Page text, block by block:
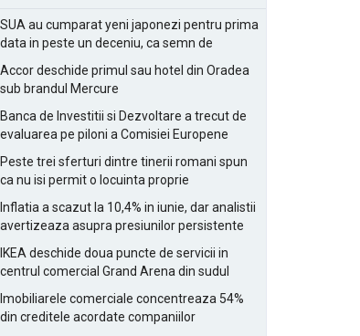
SUA au cumparat yeni japonezi pentru prima
data in peste un deceniu, ca semn de
Accor deschide primul sau hotel din Oradea
sub brandul Mercure
Banca de Investitii si Dezvoltare a trecut de
evaluarea pe piloni a Comisiei Europene
Peste trei sferturi dintre tinerii romani spun
ca nu isi permit o locuinta proprie
Inflatia a scazut la 10,4% in iunie, dar analistii
avertizeaza asupra presiunilor persistente
IKEA deschide doua puncte de servicii in
centrul comercial Grand Arena din sudul
Imobiliarele comerciale concentreaza 54%
din creditele acordate companiilor